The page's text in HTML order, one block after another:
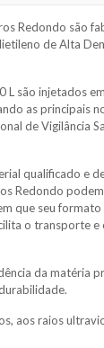
Redondo são
de Alta
L são injetados
as principais
de Vigilância
qualificado e
Redondo
que seu
o transporte e
da matéria
aos raios